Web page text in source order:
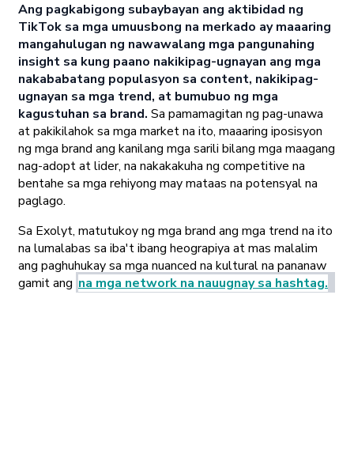
Ang pagkabigong subaybayan ang aktibidad ng
TikTok sa mga umuusbong na merkado ay maaaring
mangahulugan ng nawawalang mga pangunahing
insight sa kung paano nakikipag-ugnayan ang mga
nakababatang populasyon sa content, nakikipag-
ugnayan sa mga trend, at bumubuo ng mga
kagustuhan sa brand. Sa pamamagitan ng pag-unawa
at pakikilahok sa mga market na ito, maaaring iposisyon
ng mga brand ang kanilang mga sarili bilang mga maagang
nag-adopt at lider, na nakakakuha ng competitive na
bentahe sa mga rehiyong may mataas na potensyal na
paglago.
Sa Exolyt, matutukoy ng mga brand ang mga trend na ito
na lumalabas sa iba't ibang heograpiya at mas malalim
ang paghuhukay sa mga nuanced na kultural na pananaw
gamit ang na mga network na nauugnay sa hashtag.